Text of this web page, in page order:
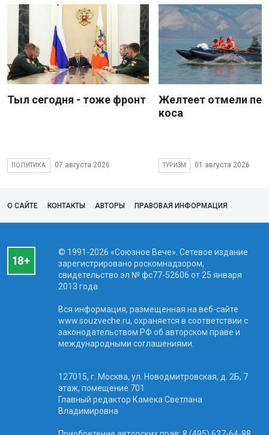
Тыл сегодня - тоже фронт
ПОЛИТИКА 07 августа 2026
Желтеет отмели
коса
ТУРИЗМ 01 августа 2026
О САЙТЕ КОНТАКТЫ АВТОРЫ ПРАВОВАЯ ИНФОРМАЦИЯ
© 1991-2026 «Союзное Вече». Сетевое издание
зарегистрировано роскомнадзором,
свидетельство эл № фc77-52606 от 25 января
2013 года.
Вся информация, размещенная на веб-сайте
www.souzveche.ru, охраняется в соответствии с
законодательством РФ об авторском праве и
международными соглашениями.
127015, г. Москва, ул. Новодмитровская, д. 2Б, 7
этаж, помещение 701
Главный редактор Камека Светлана
Владимировна